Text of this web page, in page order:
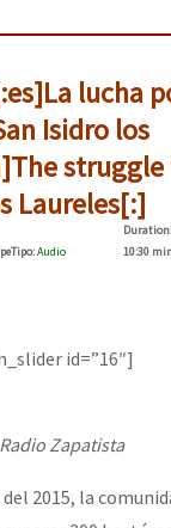
lucha
Isidro los
Laureles[:]
Tipo:Audio
Duration
10:30
id=”16″]
Zapatista
2015, la